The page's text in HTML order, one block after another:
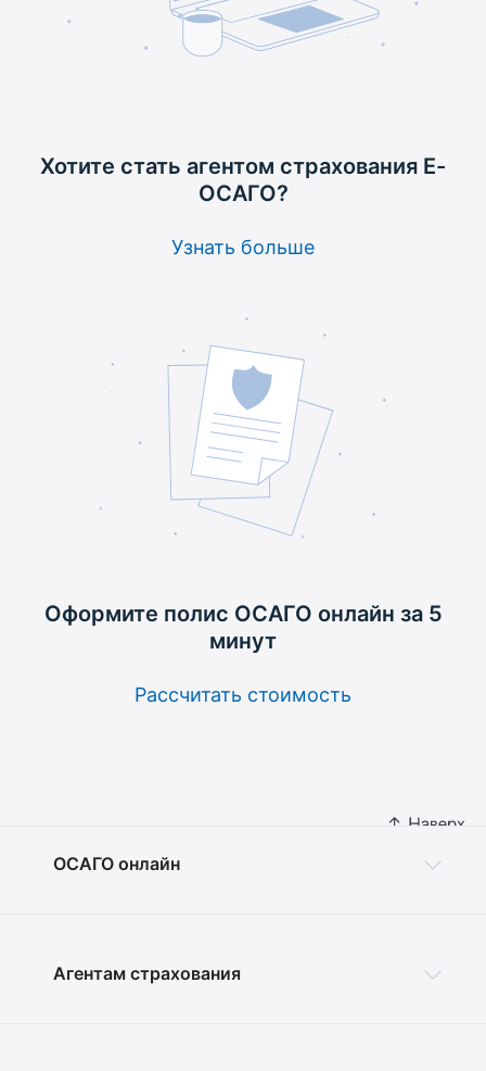
Хотите стать агентом страхования Е-
ОСАГО?
Узнать больше
Оформите полис ОСАГО онлайн за 5
минут
Рассчитать стоимость
ОСАГО онлайн
Агентам страхования